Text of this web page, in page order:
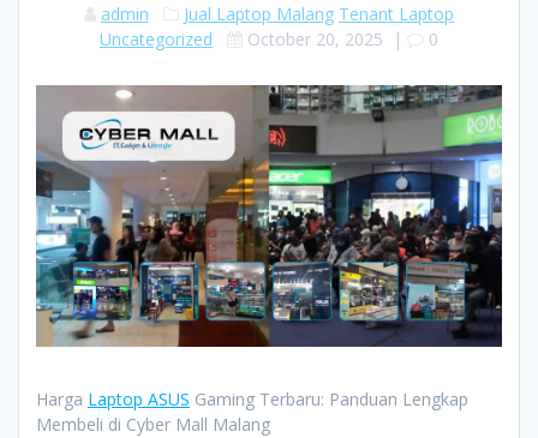
admin Jual Laptop Malang Tenant Laptop
Uncategorized
October 20, 2025 | 0
Harga Laptop ASUS Gaming Terbaru: Panduan Lengkap
Membeli di Cyber Mall Malang